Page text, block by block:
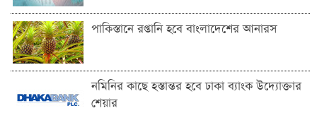
পাকিস্তানে রপ্তানি হবে বাংলাদেশের আনারস
নমিনির কাছে হস্তান্তর হবে ঢাকা ব্যাংক উদ্যোক্তার
শেয়ার